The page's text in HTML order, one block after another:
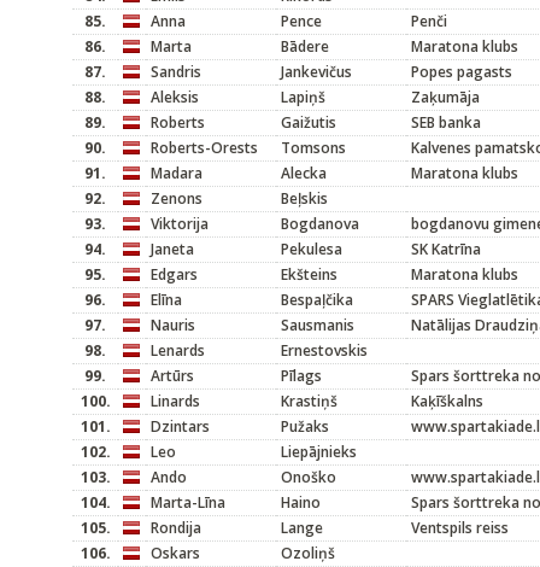
85.
Anna Pence
Penči
86.
Marta Bādere
Maratona klubs
87.
Sandris Jankevičus
Popes pagasts
88.
Aleksis Lapiņš
Zaķumāja
89.
Roberts Gaižutis
SEB banka
90.
Roberts-Orests Tomsons
Kalvenes
91.
Madara Alecka
Maratona klubs
92.
Zenons
Beļskis
93.
Viktorija Bogdanova
bogdanovu
94.
Janeta Pekulesa
SK Katrīna
95.
Edgars Ekšteins
Maratona klubs
96.
Elīna Bespaļčika
SPARS
97.
Nauris Sausmanis
Natālijas
98.
Lenards
Ernestovskis
99.
Artūrs Pīlags
Spars šorttreka
100.
Linards Krastiņš
Kaķīškalns
101.
Dzintars Pužaks
102.
Leo
Liepājnieks
103.
Ando Onoško
104.
Marta-Līna Haino
Spars šorttreka
105.
Rondija Lange
Ventspils reiss
106.
Oskars
Ozoliņš